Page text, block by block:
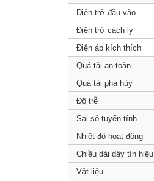
Điện trở đầu vào
Điện trở cách ly
Điện áp kích thích
Quá tải an toàn
Quá tải phá hủy
Độ trễ
Sai số tuyến tính
Nhiệt độ hoạt động
Chiều dài dây tín hiệu
Vật liệu